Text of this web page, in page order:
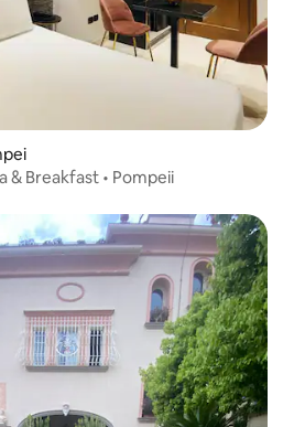
& Breakfast • Pompeii